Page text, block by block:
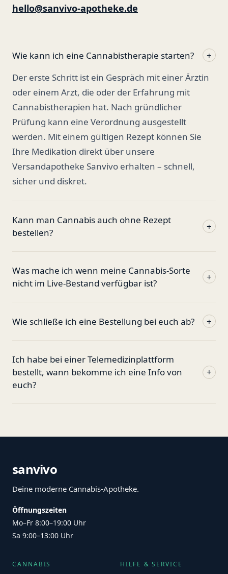
hello@sanvivo-apotheke.de
Wie kann ich eine Cannabistherapie starten?
+
Der erste Schritt ist ein Gespräch mit einer Ärztin
oder einem Arzt, die oder der Erfahrung mit
Cannabistherapien hat. Nach gründlicher
Prüfung kann eine Verordnung ausgestellt
werden. Mit einem gültigen Rezept können Sie
Ihre Medikation direkt über unsere
Versandapotheke Sanvivo erhalten – schnell,
sicher und diskret.
Kann man Cannabis auch ohne Rezept
bestellen?
+
Was mache ich wenn meine Cannabis-Sorte
nicht im Live-Bestand verfügbar ist?
+
Wie schließe ich eine Bestellung bei euch ab? +
Ich habe bei einer Telemedizinplattform
bestellt, wann bekomme ich eine Info von
euch?
+
sanvivo
Deine moderne Cannabis-Apotheke.
Öffnungszeiten
Mo–Fr 8:00–19:00 Uhr
Sa 9:00–13:00 Uhr
CANNABIS HILFE & SERVICE